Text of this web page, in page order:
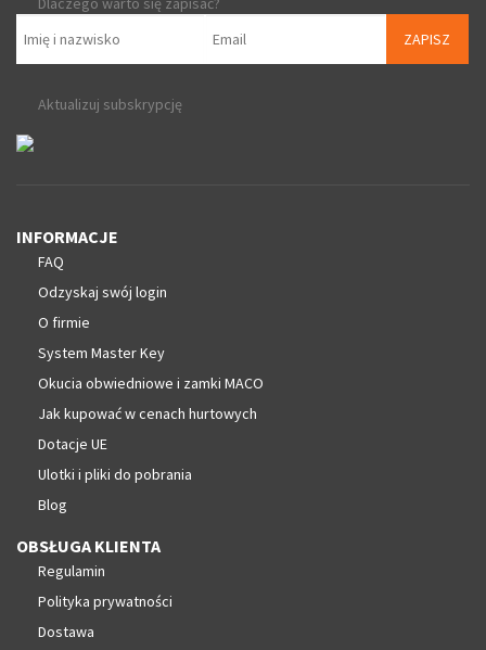
ZAPISZ
Aktualizuj subskrypcję
INFORMACJE
FAQ
Odzyskaj swój login
O firmie
System Master Key
Okucia obwiedniowe i zamki MACO
Jak kupować w cenach hurtowych
Dotacje UE
Ulotki i pliki do pobrania
Blog
OBSŁUGA KLIENTA
Regulamin
Polityka prywatności
Dostawa